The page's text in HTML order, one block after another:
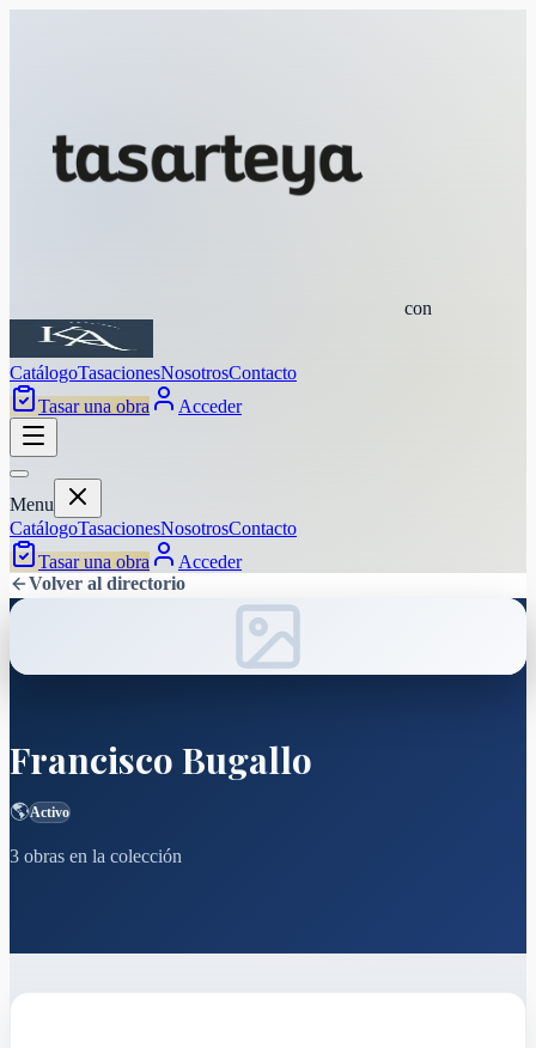
con
CatálogoTasacionesNosotrosContacto
Tasar una obra
Acceder
Menu
CatálogoTasacionesNosotrosContacto
Tasar una obra
Acceder
Volver al directorio
Francisco Bugallo
🌎Activo
3 obras en la colección